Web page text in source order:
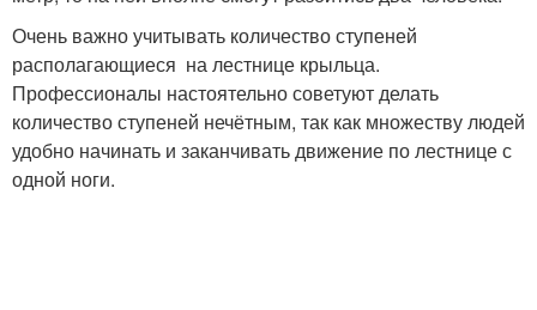
Очень важно учитывать количество ступеней
располагающиеся на лестнице крыльца.
Профессионалы настоятельно советуют делать
количество ступеней нечётным, так как множеству людей
удобно начинать и заканчивать движение по лестнице с
одной ноги.